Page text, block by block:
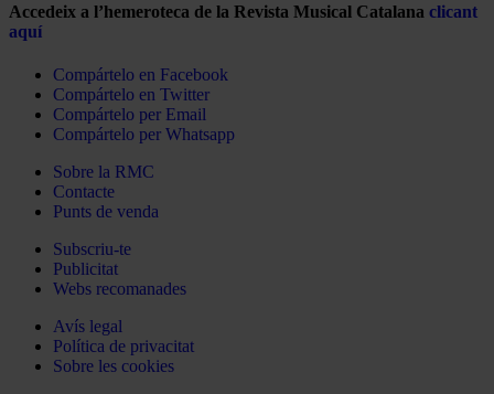
Accedeix a l’hemeroteca de la Revista Musical Catalana clicant
aquí
Compártelo en Facebook
Compártelo en Twitter
Compártelo per Email
Compártelo per Whatsapp
Sobre la RMC
Contacte
Punts de venda
Subscriu-te
Publicitat
Webs recomanades
Avís legal
Política de privacitat
Sobre les cookies